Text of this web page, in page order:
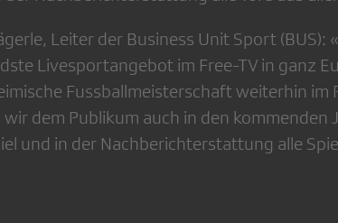
Leiter der Business Unit Sport (BUS):
Livesportangebot im Free-TV in ganz
Fussballmeisterschaft weiterhin
wir dem Publikum auch in den kommenden
und in der Nachberichterstattung alle